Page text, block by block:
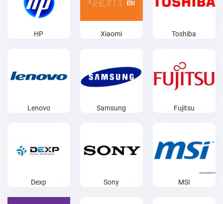
HP Xiaomi Toshiba
Lenovo Samsung Fujitsu
Dexp Sony MSI